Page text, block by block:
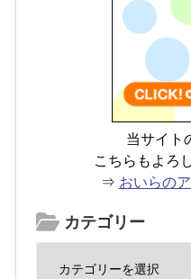
当サイト
こちらもよろ
⇒ おいらの
カテゴリー